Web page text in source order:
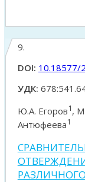
9.
DOI: 10.18577/
УДК:
Ю.А. Егоров1,
Антюфеева1